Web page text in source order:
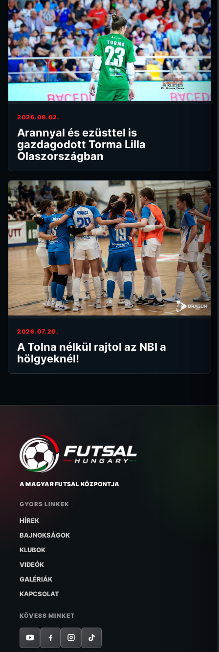
2026.08.02.
Arannyal és ezüsttel is
gazdagodott Torma Lilla
Olaszországban
2026.07.20.
A Tolna nélkül rajtol az NBI a
hölgyeknél!
A MAGYAR FUTSAL KÖZPONTJA
GYORS LINKEK
HÍREK
BAJNOKSÁGOK
KLUBOK
VIDEÓK
GALÉRIÁK
KAPCSOLAT
KÖVESS MINKET